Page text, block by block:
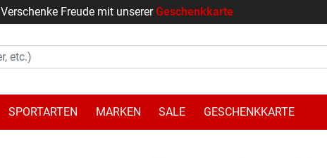
Verschenke Freude mit unsererGeschenkkarte
SPORTARTEN MARKEN SALE GESCHENKKARTE